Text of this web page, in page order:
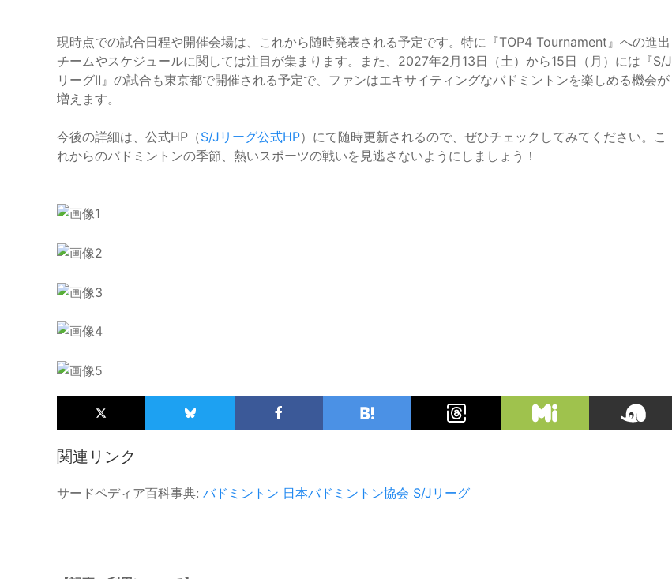
現時点での試合日程や開催会場は、これから随時発表される予定です。特に『TOP4 Tournament』への進出
チームやスケジュールに関しては注目が集まります。また、2027年2月13日（土）から15日（月）には『S/J
リーグⅡ』の試合も東京都で開催される予定で、ファンはエキサイティングなバドミントンを楽しめる機会が
増えます。
今後の詳細は、公式HP（S/Jリーグ公式HP）にて随時更新されるので、ぜひチェックしてみてください。こ
れからのバドミントンの季節、熱いスポーツの戦いを見逃さないようにしましょう！
関連リンク
サードペディア百科事典: バドミントン 日本バドミントン協会 S/Jリーグ